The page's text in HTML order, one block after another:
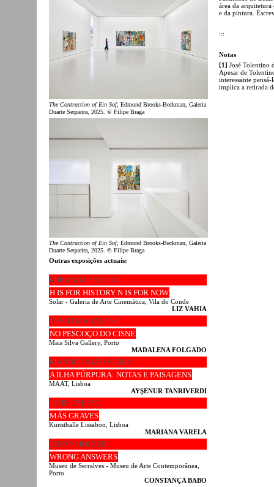
The Contraction of Ein Sof, Edmond Brooks-Beckman, Galeria
Duarte Sequeira, 2025. © Filipe Braga
The Contraction of Ein Sof, Edmond Brooks-Beckman, Galeria
Duarte Sequeira, 2025. © Filipe Braga
Outras exposições actuais:
MIRANDA PENNELL
H IS FOR HISTORY N IS FOR NOW
Solar - Galeria de Arte Cinemática, Vila do Conde
LIZ VAHIA
TIAGO MADALENO
NO PESCOÇO DO CISNE
Mais Silva Gallery, Porto
MADALENA FOLGADO
MANUEL JOÃO VIEIRA
A ILHA PÚRPURA: NOTAS E PAISAGENS
MAAT, Lisboa
AYŞENUR TANRIVERDI
JUNE CRESPO
MÁS GRAVES
Kunsthalle Lissabon, Lisboa
MARIANA VARELA
JENNY HOLZER
WRONG ANSWERS
Museu de Serralves - Museu de Arte Contemporânea,
Porto
CONSTANÇA BABO
área da
e da pintura.
:::
Notas
[1] José Tolentino
Apesar de
interessante
implica a retirada